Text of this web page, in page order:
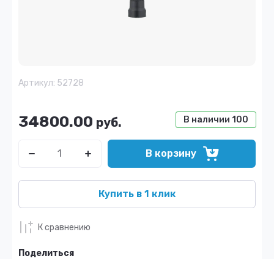
Артикул: 52728
В наличии 100
34800.00 руб.
В корзину
Купить в 1 клик
К сравнению
Поделиться